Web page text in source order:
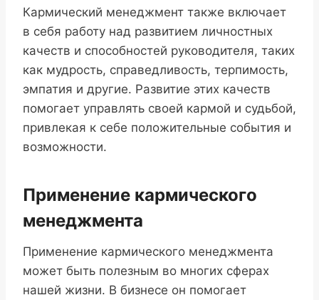
Кармический менеджмент также включает
в себя работу над развитием личностных
качеств и способностей руководителя, таких
как мудрость, справедливость, терпимость,
эмпатия и другие. Развитие этих качеств
помогает управлять своей кармой и судьбой,
привлекая к себе положительные события и
возможности.
Применение кармического
менеджмента
Применение кармического менеджмента
может быть полезным во многих сферах
нашей жизни. В бизнесе он помогает